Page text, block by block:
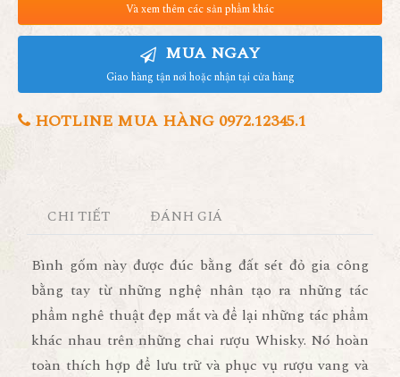
Và xem thêm các sản phẩm khác
MUA NGAY
Giao hàng tận nơi hoặc nhận tại cửa hàng
HOTLINE MUA HÀNG 0972.12345.1
CHI TIẾT ĐÁNH GIÁ
Bình gốm này được đúc bằng đất sét đỏ gia công
bằng tay từ những nghệ nhân tạo ra những tác
phẩm nghê thuật đẹp mắt và để lại những tác phẩm
khác nhau trên những chai rượu Whisky. Nó hoàn
toàn thích hợp để lưu trữ và phục vụ rượu vang và